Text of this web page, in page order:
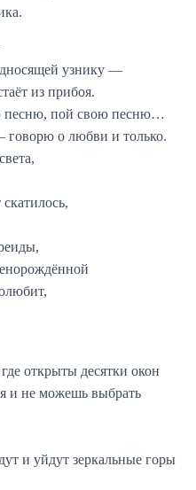
узнику —
из прибоя.
песню, пой свою песню…
о любви и только.
открыты десятки окон
и не можешь выбрать
и уйдут зеркальные горы